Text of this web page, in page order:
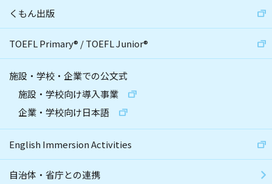
くもん出版
TOEFL Primary® /TOEFL Junior®
施設・学校・企業での公文式
施設・学校向け導入事業
企業・学校向け日本語
English Immersion Activities
自治体・省庁との連携